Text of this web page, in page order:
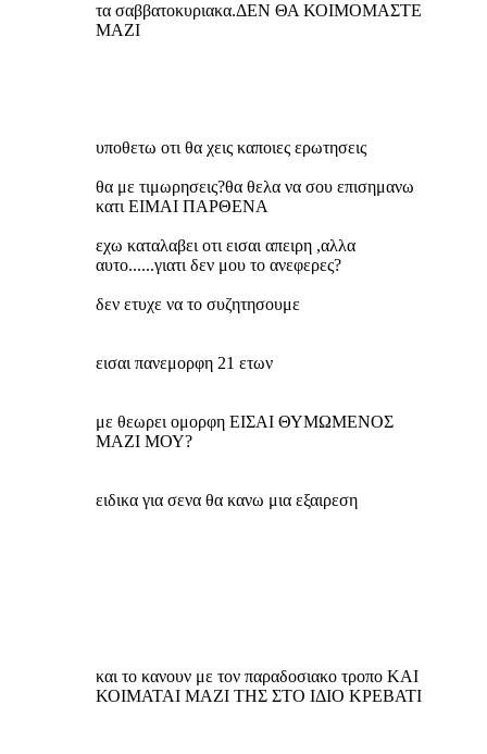
τα σαββατοκυριακα.ΔΕΝ ΘΑ ΚΟΙΜΟΜΑΣΤΕ
ΜΑΖΙ
υποθετω οτι θα χεις καποιες ερωτησεις
θα με τιμωρησεις?θα θελα να σου επισημανω
κατι ΕΙΜΑΙ ΠΑΡΘΕΝΑ
εχω καταλαβει οτι εισαι απειρη ,αλλα
αυτο......γιατι δεν μου το ανεφερες?
δεν ετυχε να το συζητησουμε
εισαι πανεμορφη 21 ετων
με θεωρει ομορφη ΕΙΣΑΙ ΘΥΜΩΜΕΝΟΣ
ΜΑΖΙ ΜΟΥ?
ειδικα για σενα θα κανω μια εξαιρεση
και το κανουν με τον παραδοσιακο τροπο ΚΑΙ
ΚΟΙΜΑΤΑΙ ΜΑΖΙ ΤΗΣ ΣΤΟ ΙΔΙΟ ΚΡΕΒΑΤΙ